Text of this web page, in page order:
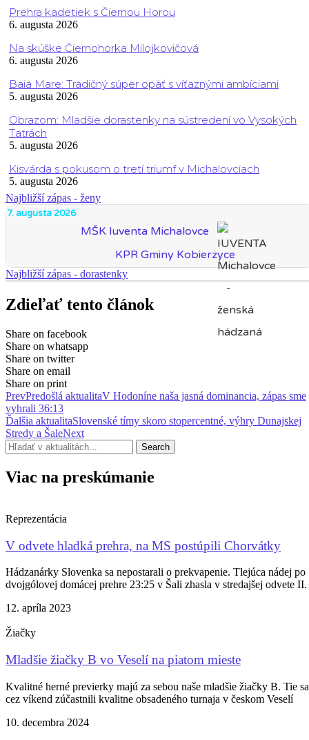
Prehra kadetiek s Čiernou Horou
6. augusta 2026
Na skúške Čiernohorka Milojkovičová
6. augusta 2026
Baia Mare: Tradičný súper opäť s víťaznými ambíciami
5. augusta 2026
Obrazom: Mladšie dorastenky na sústredení vo Vysokých
Tatrách
5. augusta 2026
Kisvárda s pokusom o tretí triumf v Michalovciach
5. augusta 2026
Najbližší zápas - ženy
7. augusta 2026
MŠK Iuventa Michalovce
KPR Gminy Kobierzyce
Najbližší zápas - dorastenky
Zdieľať tento článok
Share on facebook
Share on whatsapp
Share on twitter
Share on email
Share on print
PrevPredošlá aktualitaV Hodoníne naša jasná dominancia, zápas sme
vyhrali 36:13
Ďalšia aktualitaSlovenské tímy skoro stopercentné, výhry Dunajskej
Stredy a ŠaleNext
Search
Viac na preskúmanie
Reprezentácia
V odvete hladká prehra, na MS postúpili Chorvátky
Hádzanárky Slovenka sa nepostarali o prekvapenie. Tlejúca nádej po
dvojgólovej domácej prehre 23:25 v Šali zhasla v stredajšej odvete II.
12. apríla 2023
Žiačky
Mladšie žiačky B vo Veselí na piatom mieste
Kvalitné herné previerky majú za sebou naše mladšie žiačky B. Tie sa
cez víkend zúčastnili kvalitne obsadeného turnaja v českom Veselí
10. decembra 2024